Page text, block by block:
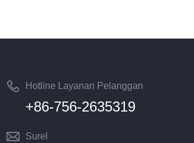
teknologi produksi mutakhir, dan
yang puas dan mari membangun
bersama.
Hotline Layanan Pelanggan
Nasional
+86-756-2635319
Surel